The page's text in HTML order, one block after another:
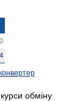
обміну